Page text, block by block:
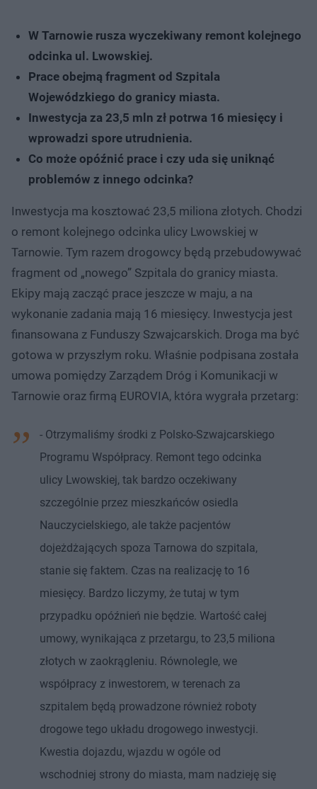
W Tarnowie rusza wyczekiwany remont kolejnego
odcinka ul. Lwowskiej.
Prace obejmą fragment od Szpitala
Wojewódzkiego do granicy miasta.
Inwestycja za 23,5 mln zł potrwa 16 miesięcy i
wprowadzi spore utrudnienia.
Co może opóźnić prace i czy uda się uniknąć
problemów z innego odcinka?
Inwestycja ma kosztować 23,5 miliona złotych. Chodzi
o remont kolejnego odcinka ulicy Lwowskiej w
Tarnowie. Tym razem drogowcy będą przebudowywać
fragment od „nowego” Szpitala do granicy miasta.
Ekipy mają zacząć prace jeszcze w maju, a na
wykonanie zadania mają 16 miesięcy. Inwestycja jest
finansowana z Funduszy Szwajcarskich. Droga ma być
gotowa w przyszłym roku. Właśnie podpisana została
umowa pomiędzy Zarządem Dróg i Komunikacji w
Tarnowie oraz firmą EUROVIA, która wygrała przetarg:
- Otrzymaliśmy środki z Polsko-Szwajcarskiego
Programu Współpracy. Remont tego odcinka
ulicy Lwowskiej, tak bardzo oczekiwany
szczególnie przez mieszkańców osiedla
Nauczycielskiego, ale także pacjentów
dojeżdżających spoza Tarnowa do szpitala,
stanie się faktem. Czas na realizację to 16
miesięcy. Bardzo liczymy, że tutaj w tym
przypadku opóźnień nie będzie. Wartość całej
umowy, wynikająca z przetargu, to 23,5 miliona
złotych w zaokrągleniu. Równolegle, we
współpracy z inwestorem, w terenach za
szpitalem będą prowadzone również roboty
drogowe tego układu drogowego inwestycji.
Kwestia dojazdu, wjazdu w ogóle od
wschodniej strony do miasta, mam nadzieję się